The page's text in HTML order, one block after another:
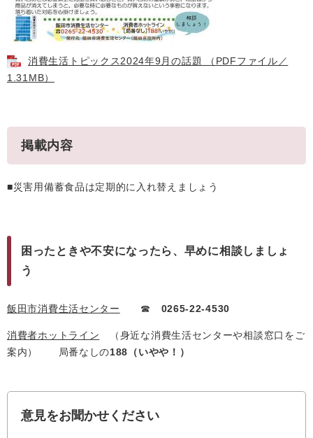
消費生活トピックス2024年9月の話題 （PDFファイル／
1.31MB）
掲載内容
■災害用備蓄食品は定期的に入れ替えましょう
困ったときや不安になったら、早めに相談しましょ
う
飯田市消費生活センター ☎ 0265-22-4530
消費者ホットライン （身近な消費生活センターや相談窓口をご
案内） 局番なしの188（いやや！）
意見をお聞かせください